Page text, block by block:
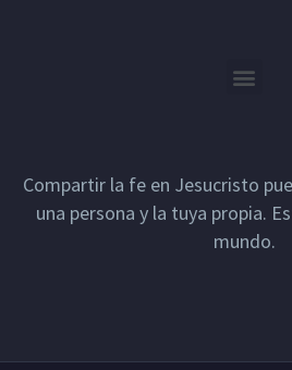
Compartir la fe en Jesucristo
una persona y la tuya propia.
mundo.